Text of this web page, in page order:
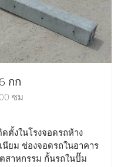
กก
ซม
ตั้งในโรงจอดรถห้าง
ยม ช่องจอดรถในอาคาร
สาหกรรม กั้นรถในปั๊ม